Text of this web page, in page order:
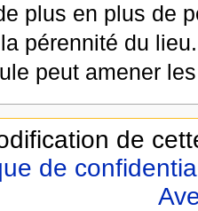
plus en plus de
pérennité du
peut amener
de
de